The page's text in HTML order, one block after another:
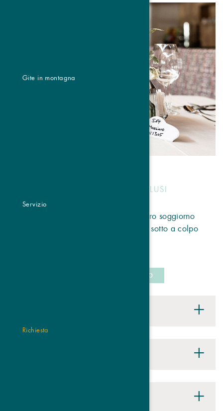
Gite in montagna
Servizio
Richiesta
I NOSTRI SERVIZI INCLUSI
Che altro è rimasto durante il vostro soggiorno
all'Hotel Traube Post, troverete qui sotto a colpo
PRENOTA IL TRATTAMENTO